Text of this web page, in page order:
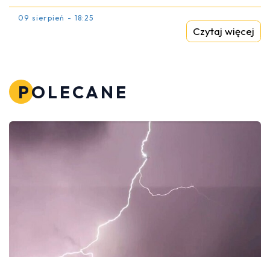
09 sierpień - 18:25
Czytaj więcej
POLECANE